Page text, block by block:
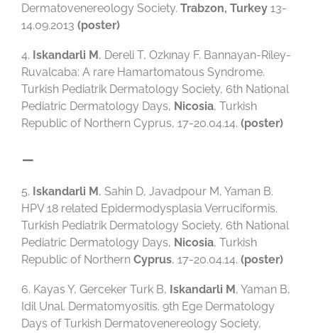
Dermatovenereology Society. Trabzon, Turkey 13-
14.09.2013 (poster)
4. Iskandarli M, Dereli T, Ozkınay F. Bannayan-Riley-
Ruvalcaba: A rare Hamartomatous Syndrome.
Turkish Pediatrik Dermatology Society, 6th National
Pediatric Dermatology Days, Nicosia, Turkish
Republic of Northern Cyprus, 17-20.04.14. (poster)
–
5. Iskandarli M, Sahin D, Javadpour M, Yaman B.
HPV 18 related Epidermodysplasia Verruciformis.
Turkish Pediatrik Dermatology Society, 6th National
Pediatric Dermatology Days, Nicosia, Turkish
Republic of Northern Cyprus, 17-20.04.14. (poster)
6. Kayas Y, Gerceker Turk B, Iskandarli M, Yaman B,
Idil Unal. Dermatomyositis. 9th Ege Dermatology
Days of Turkish Dermatovenereology Society,